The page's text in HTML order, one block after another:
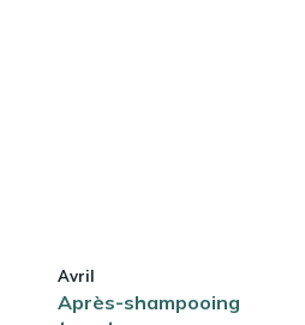
Avril
Après-shampooing